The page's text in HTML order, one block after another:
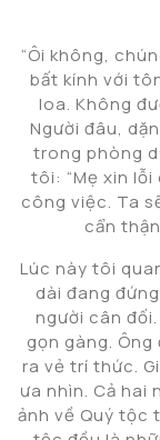
“Ôi không,
bất kính với
loa. Không
Người đâu,
trong phòng
tôi: “Mẹ xin
công việc. Ta
cẩn
Lúc này tôi
dài đang
người cân
gọn gàng.
ra vẻ trí thức.
ưa nhìn. Cả hai
ảnh về Quý tộc